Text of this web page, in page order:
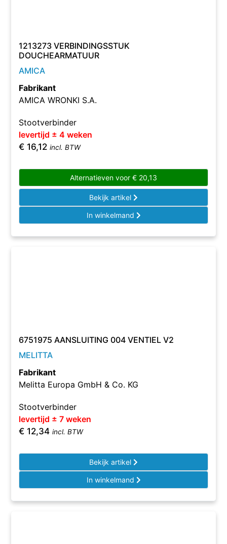
1213273 VERBINDINGSSTUK
DOUCHEARMATUUR
AMICA
Fabrikant
AMICA WRONKI S.A.
Stootverbinder
levertijd ± 4 weken
€ 16,12 incl. BTW
Alternatieven voor € 20,13
Bekijk artikel
In winkelmand
6751975 AANSLUITING 004 VENTIEL V2
MELITTA
Fabrikant
Melitta Europa GmbH & Co. KG
Stootverbinder
levertijd ± 7 weken
€ 12,34 incl. BTW
Bekijk artikel
In winkelmand